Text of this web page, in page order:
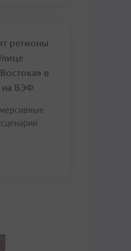
регионы
в
на ВЭФ